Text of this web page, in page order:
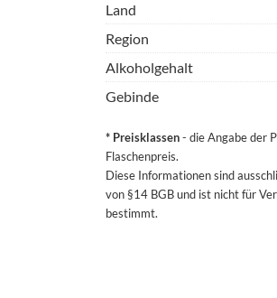
Land
Region
Alkoholgehalt
Gebinde
* Preisklassen- die Angabe der
Flaschenpreis.
Diese Informationen sind
von §14 BGB und ist nicht für
bestimmt.